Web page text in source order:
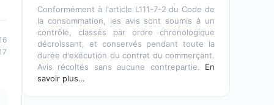
Conformément à l'article L111-7-2 du Code de
la consommation, les avis sont soumis à un
contrôle, classés par ordre chronologique
décroissant, et conservés pendant toute la
durée d'exécution du contrat du commerçant.
Avis récoltés sans aucune contrepartie. En
savoir plus…